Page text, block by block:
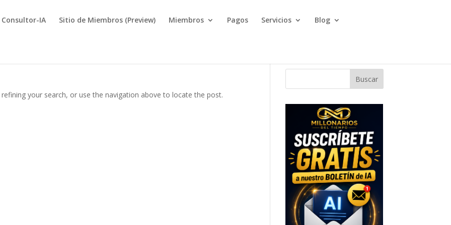
Consultor-IA Sitio de Miembros (Preview) Miembros Pagos Servicios Blog
your search, or use the navigation above to locate the post.
Buscar